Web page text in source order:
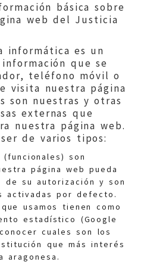
básica sobre
web del Justicia
informática es un
que se
teléfono móvil o
visita nuestra página
son nuestras y otras
externas que
nuestra página web.
de varios tipos:
son
página web pueda
de su autorización y son
activadas por defecto.
usamos tienen como
estadístico (Google
cuales son los
que más interés
aragonesa.
de simular un
sus
Es una
de la
Patricio, cuya III
Modelo
han
los
de Aragón y
al Justicia
Resoluciones
cosas,
Instar para
de acoso
una
en los medios
y no se tomen
, o " solicitar